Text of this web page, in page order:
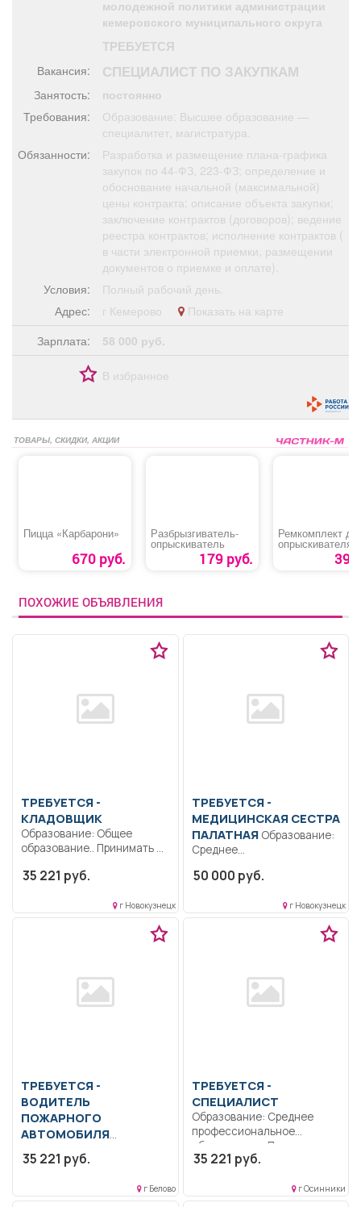
Обучение Проекты
Товары Поздравления
Я - пенсионер
молодежной политики администрации
кемеровского муниципального округа
ТРЕБУЕТСЯ
Вакансия: СПЕЦИАЛИСТ ПО ЗАКУПКАМ
Занятость:
постоянно
Требования:
Образование: Высшее образование —
специалитет, магистратура.
Обязанности:
Разработка и размещение плана-графика
закупок по 44-ФЗ, 223-ФЗ; определение и
обоснование начальной (максимальной)
цены контракта; описание объекта закупки;
заключение контрактов (договоров); ведение
реестра контрактов; исполнение контрактов (
в части электронной приемки, размещении
документов о приемке и оплате).
Условия:
Полный рабочий день.
Адрес:
г Кемерово
Показать на карте
Зарплата:
58 000 руб.
В избранное
ТОВАРЫ, СКИДКИ, АКЦИИ
Пицца «Карбарони»
670 руб.
Разбрызгиватель-
опрыскиватель
179 руб.
Ремкомплект
опрыскивателя
«ОП-220 №4»
39
ПОХОЖИЕ ОБЪЯВЛЕНИЯ
ТРЕБУЕТСЯ -
КЛАДОВЩИК
Образование: Общее
образование.. Принимать на
и...
35 221 руб.
г Новокузнецк
ТРЕБУЕТСЯ -
МЕДИЦИНСКАЯ СЕСТРА
ПАЛАТНАЯОбразование:
Среднее
образование.. Подготовка к
50 000 руб.
г Новокузнецк
ТРЕБУЕТСЯ -
ВОДИТЕЛЬ
ПОЖАРНОГО
АВТОМОБИЛЯ
профессиональное
соответствии с
35 221 руб.
г Белово
ТРЕБУЕТСЯ -
СПЕЦИАЛИСТ
Образование: Среднее
профессиональное
образование.. Пожарная
безопасность, антитеррор,
35 221 руб.
г Осинники